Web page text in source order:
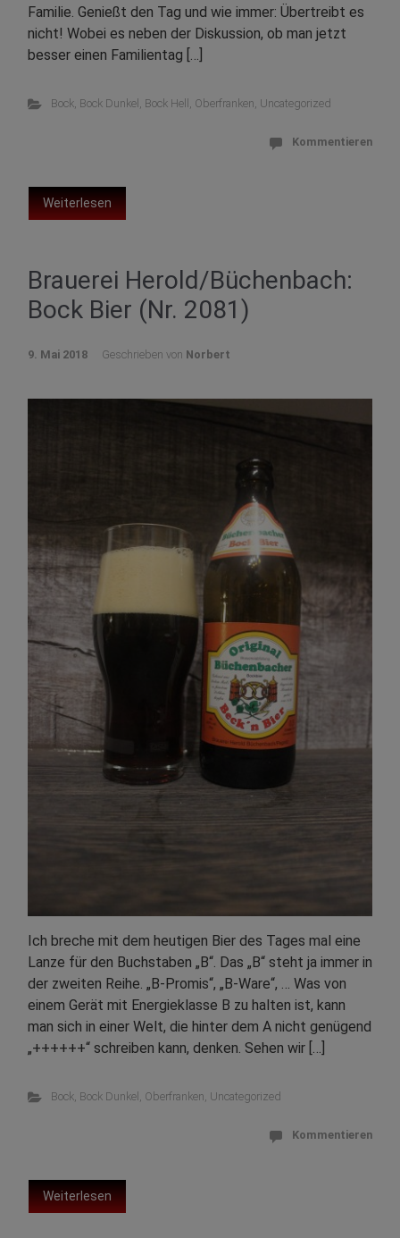
Familie. Genießt den Tag und wie immer: Übertreibt es
nicht! Wobei es neben der Diskussion, ob man jetzt
besser einen Familientag […]
Bock, Bock Dunkel , Bock Hell , Oberfranken, Uncategorized
Kommentieren
Weiterlesen
Brauerei Herold/Büchenbach:
Bock Bier (Nr. 2081)
9. Mai 2018 Geschrieben von Norbert
Ich breche mit dem heutigen Bier des Tages mal eine
Lanze für den Buchstaben „B“. Das „B“ steht ja immer in
der zweiten Reihe. „B-Promis“, „B-Ware“, … Was von
einem Gerät mit Energieklasse B zu halten ist, kann
man sich in einer Welt, die hinter dem A nicht genügend
„++++++“ schreiben kann, denken. Sehen wir […]
Bock, Bock Dunkel , Oberfranken, Uncategorized
Kommentieren
Weiterlesen